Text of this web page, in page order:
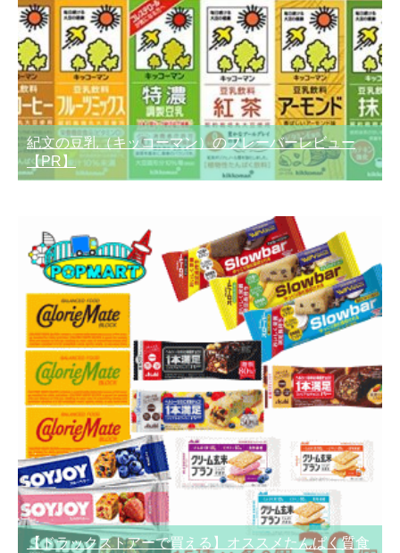
紀文の豆乳（キッコーマン）のフレーバーレビュー
【PR】
【ドラックストアーで買える】オススメたんぱく質食